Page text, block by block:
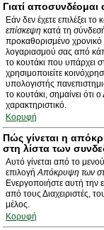
Γιατί αποσυνδέομαι
Εάν δεν έχετε επιλέξει το
επίσκεψη κατά τη
προκαθορισμένο
λογαριασμού σας από
το κουτάκι που υπάρχει
χρησιμοποιείτε
υπολογιστής
το κουτάκι, σημαίνει ότι
χαρακτηριστικό.
Κορυφή
Πώς γίνεται η
στη λίστα των
Αυτό γίνεται από το
επιλογήΑπόκρυψη των
Ενεργοποιήστε αυτή την
από τους Διαχειριστές,
μέλος.
Κορυφή